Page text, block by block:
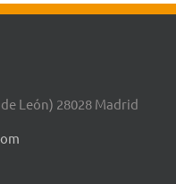
León) 28028 Madrid